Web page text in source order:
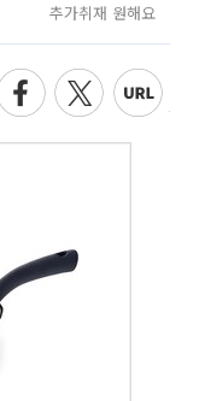
추가취재 원해요